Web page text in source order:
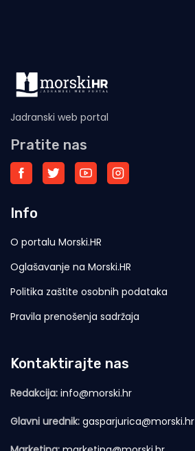
Jadranski web portal
Pratite nas
Info
O portalu Morski.HR
Oglašavanje na Morski.HR
Politika zaštite osobnih podataka
Pravila prenošenja sadržaja
Kontaktirajte nas
Redakcija: info@morski.hr
Glavni urednik: gasparjurica@morski.hr